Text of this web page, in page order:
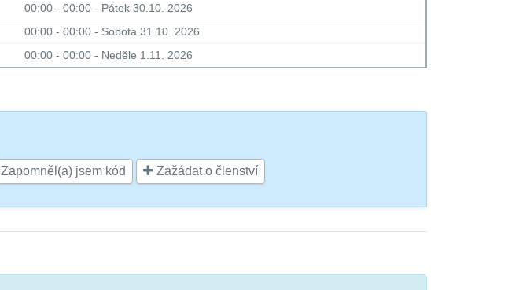
00:00 - 00:00 - Pátek 30.10. 2026
00:00 - 00:00 - Sobota 31.10. 2026
00:00 - 00:00 - Neděle 1.11. 2026
Zapomněl(a) jsem kód Zažádat o členství